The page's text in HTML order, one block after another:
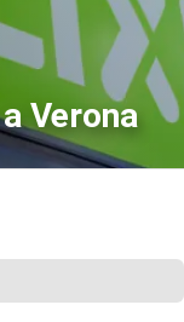
Verona